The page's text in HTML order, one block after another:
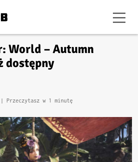
World – Autumn
dostępny
| Przeczytasz w 1 minutę